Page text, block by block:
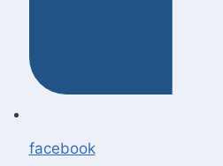
facebook